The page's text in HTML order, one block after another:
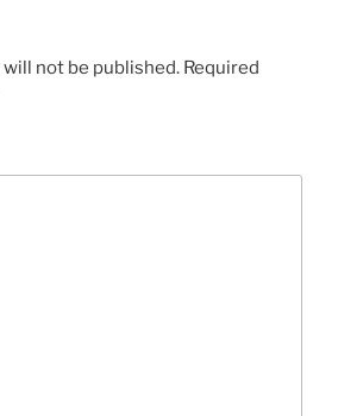
not be published. Required